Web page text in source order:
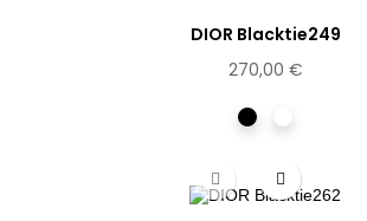
DIOR Blacktie249
270,00 €
Noir